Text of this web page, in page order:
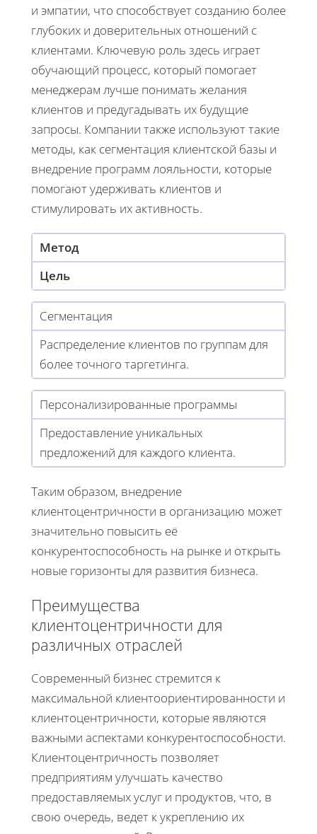
и эмпатии, что способствует созданию более
глубоких и доверительных отношений с
клиентами. Ключевую роль здесь играет
обучающий процесс, который помогает
менеджерам лучше понимать желания
клиентов и предугадывать их будущие
запросы. Компании также используют такие
методы, как сегментация клиентской базы и
внедрение программ лояльности, которые
помогают удерживать клиентов и
стимулировать их активность.
Метод
Цель
Сегментация
Распределение клиентов по группам для
более точного таргетинга.
Персонализированные программы
Предоставление уникальных
предложений для каждого клиента.
Таким образом, внедрение
клиентоцентричности в организацию может
значительно повысить её
конкурентоспособность на рынке и открыть
новые горизонты для развития бизнеса.
Преимущества
клиентоцентричности для
различных отраслей
Современный бизнес стремится к
максимальной клиентоориентированности и
клиентоцентричности, которые являются
важными аспектами конкурентоспособности.
Клиентоцентричность позволяет
предприятиям улучшать качество
предоставляемых услуг и продуктов, что, в
свою очередь, ведет к укреплению их